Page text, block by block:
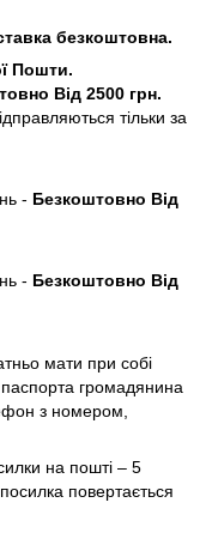
безкоштовна.
Пошти.
Від 2500 грн.
тільки за
- Безкоштовно Від
- Безкоштовно Від
мати при собі
громадянина
з номером,
на пошті – 5
повертається